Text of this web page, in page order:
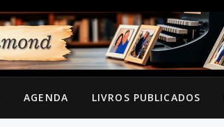
AGENDA LIVROS PUBLICADOS